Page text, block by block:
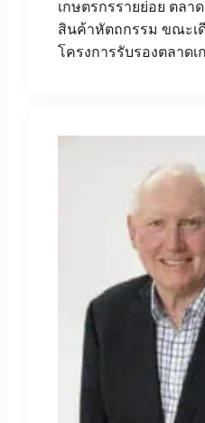
เกษตรกรรายย่อย ตลา
สินค้าหัตถกรรม ขณะเ
โครงการรับรองตลาด